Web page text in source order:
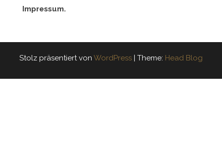
Impressum.
Stolz präsentiert von WordPress | Theme: Head Blog